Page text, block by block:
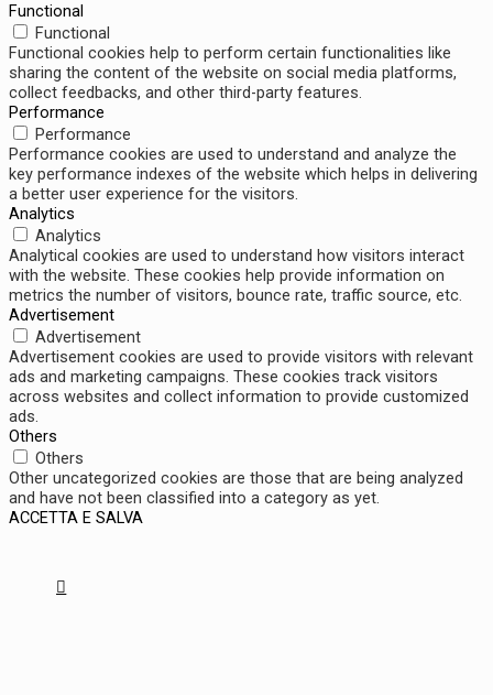
Functional
Functional
Functional cookies help to perform certain functionalities like
sharing the content of the website on social media platforms,
collect feedbacks, and other third-party features.
Performance
Performance
Performance cookies are used to understand and analyze the
key performance indexes of the website which helps in delivering
a better user experience for the visitors.
Analytics
Analytics
Analytical cookies are used to understand how visitors interact
with the website. These cookies help provide information on
metrics the number of visitors, bounce rate, traffic source, etc.
Advertisement
Advertisement
Advertisement cookies are used to provide visitors with relevant
ads and marketing campaigns. These cookies track visitors
across websites and collect information to provide customized
ads.
Others
Others
Other uncategorized cookies are those that are being analyzed
and have not been classified into a category as yet.
ACCETTA E SALVA